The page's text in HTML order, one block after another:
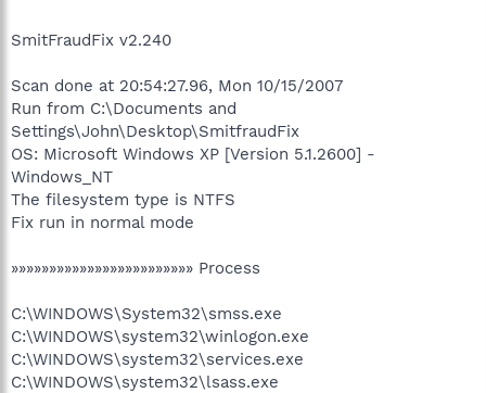
SmitFraudFix v2.240
Scan done at 20:54:27.96, Mon 10/15/2007
Run from C:\Documents and
Settings\John\Desktop\SmitfraudFix
OS: Microsoft Windows XP [Version 5.1.2600] -
Windows_NT
The filesystem type is NTFS
Fix run in normal mode
»»»»»»»»»»»»»»»»»»»»»»»» Process
C:\WINDOWS\System32\smss.exe
C:\WINDOWS\system32\winlogon.exe
C:\WINDOWS\system32\services.exe
C:\WINDOWS\system32\lsass.exe